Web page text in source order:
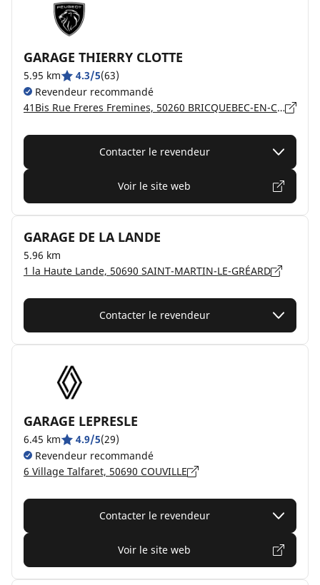
GARAGE THIERRY CLOTTE
5.95 km 4.3/5(63)
Revendeur recommandé
41Bis Rue Freres Fremines, 50260 BRICQUEBEC-EN-COTENTIN
Contacter le revendeur
Voir le site web
GARAGE DE LA LANDE
5.96 km
1 la Haute Lande, 50690 SAINT-MARTIN-LE-GRÉARD
Contacter le revendeur
GARAGE LEPRESLE
6.45 km 4.9/5(29)
Revendeur recommandé
6 Village Talfaret, 50690 COUVILLE
Contacter le revendeur
Voir le site web